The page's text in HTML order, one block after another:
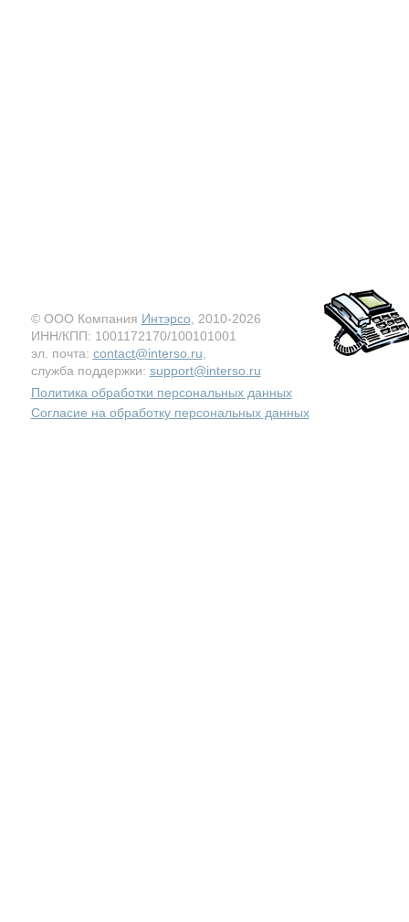
© ООО Компания Интэрсо , 2010-2026
ИНН/КПП: 1001172170/100101001
эл. почта: contact@interso.ru
служба поддержки: support@interso.ru
Политика обработки персональных данных
Согласие на обработку персональных данных